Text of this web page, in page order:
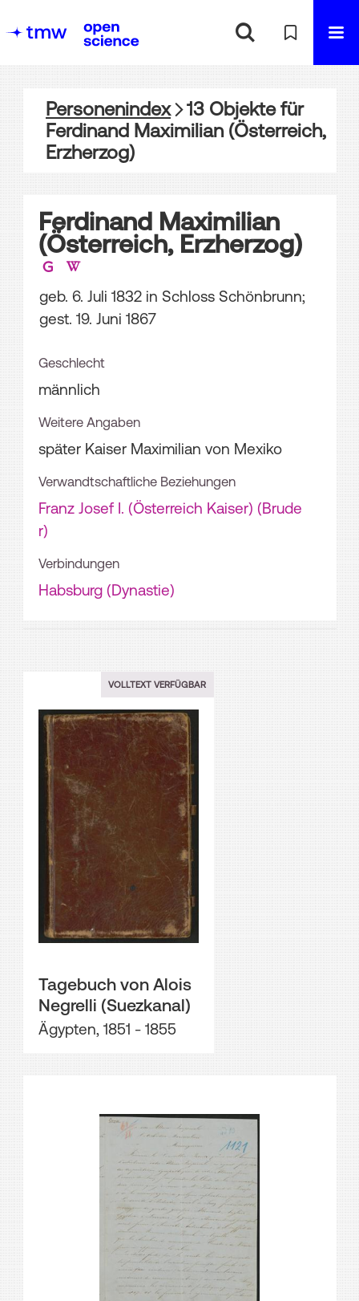
Personenindex 13 Objektefür
Ferdinand Maximilian (Österreich,
Erzherzog)
Ferdinand Maximilian
(Österreich, Erzherzog)
geb. 6. Juli 1832 in Schloss Schönbrunn;
gest. 19. Juni 1867
Geschlecht
männlich
Weitere Angaben
später Kaiser Maximilian von Mexiko
Verwandtschaftliche Beziehungen
Franz Josef I. (Österreich Kaiser) (Brude
r)
Verbindungen
Habsburg (Dynastie)
VOLLTEXT VERFÜGBAR
Tagebuch von Alois
Negrelli (Suezkanal)
Ägypten, 1851 - 1855